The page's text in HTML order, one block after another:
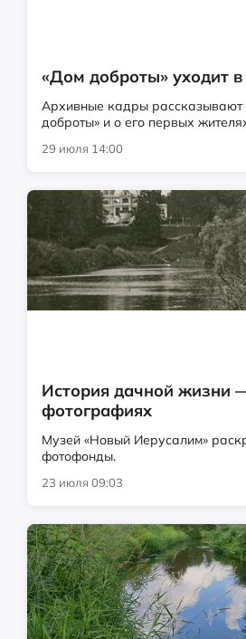
«Дом доброты» уходит
Архивные кадры рассказывают
доброты» и о его первых
29 июля 14:00
История дачной жизни
фотографиях
Музей «Новый Иерусалим»
фотофонды.
23 июля 09:03